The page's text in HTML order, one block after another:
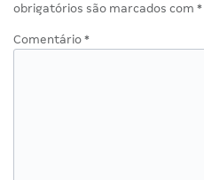
obrigatórios são marcados com *
Comentário *